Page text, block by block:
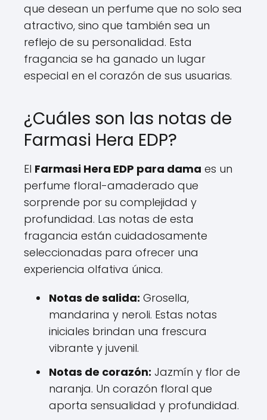
que desean un perfume que no solo sea
atractivo, sino que también sea un
reflejo de su personalidad. Esta
fragancia se ha ganado un lugar
especial en el corazón de sus usuarias.
¿Cuáles son las notas de
Farmasi Hera EDP?
El Farmasi Hera EDP para dama es un
perfume floral-amaderado que
sorprende por su complejidad y
profundidad. Las notas de esta
fragancia están cuidadosamente
seleccionadas para ofrecer una
experiencia olfativa única.
Notas de salida: Grosella,
mandarina y neroli. Estas notas
iniciales brindan una frescura
vibrante y juvenil.
Notas de corazón: Jazmín y flor de
naranja. Un corazón floral que
aporta sensualidad y profundidad.